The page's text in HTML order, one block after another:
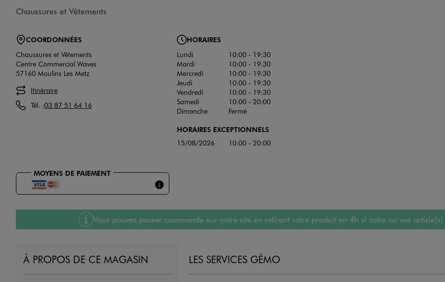
Chaussures et Vêtements
COORDONNÉES
Chaussures et Vêtements
Centre Commercial Waves
57160 Moulins Les Metz
Itinéraire
Tél. :03 87 51 64 16
HORAIRES
Lundi
10:00 - 19:30
Mardi
10:00 - 19:30
Mercredi
10:00 - 19:30
Jeudi
10:00 - 19:30
Vendredi
10:00 - 19:30
Samedi
10:00 - 20:00
Dimanche
Fermé
HORAIRES EXCEPTIONNELS
15/08/2026 10:00 - 20:00
MOYENS DE PAIEMENT
Vous pouvez passer commande sur notre site en retirant votre produit en 4h si votre ou vos
À PROPOS DE CE MAGASIN LES SERVICES GÉMO